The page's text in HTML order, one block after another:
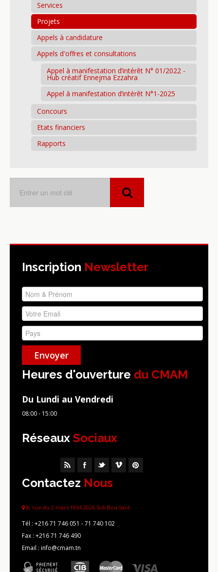
Services
Projets
Appels à candidature
Appels d'offres et consultations
Appel à manifestation d’intérêt N° 01/2022 -
Hub créatif Ennejma Ezzahra
Appel à manifestation d’intérêt N°1-2025
Concours
Etats financiers
Rapports
Inscription Newsletter
Heures d'ouverture du CMAM
Du Lundi au Vendredi
08:00 - 15:00
Réseaux Sociaux
Contactez Nous
8, rue du 2 mars 1934 2026 Sidi Bou Saïd
Tél : +216 71 746 051 - 71 740 102
Fax : +216 71 746 490
Email : info@cmam.tn